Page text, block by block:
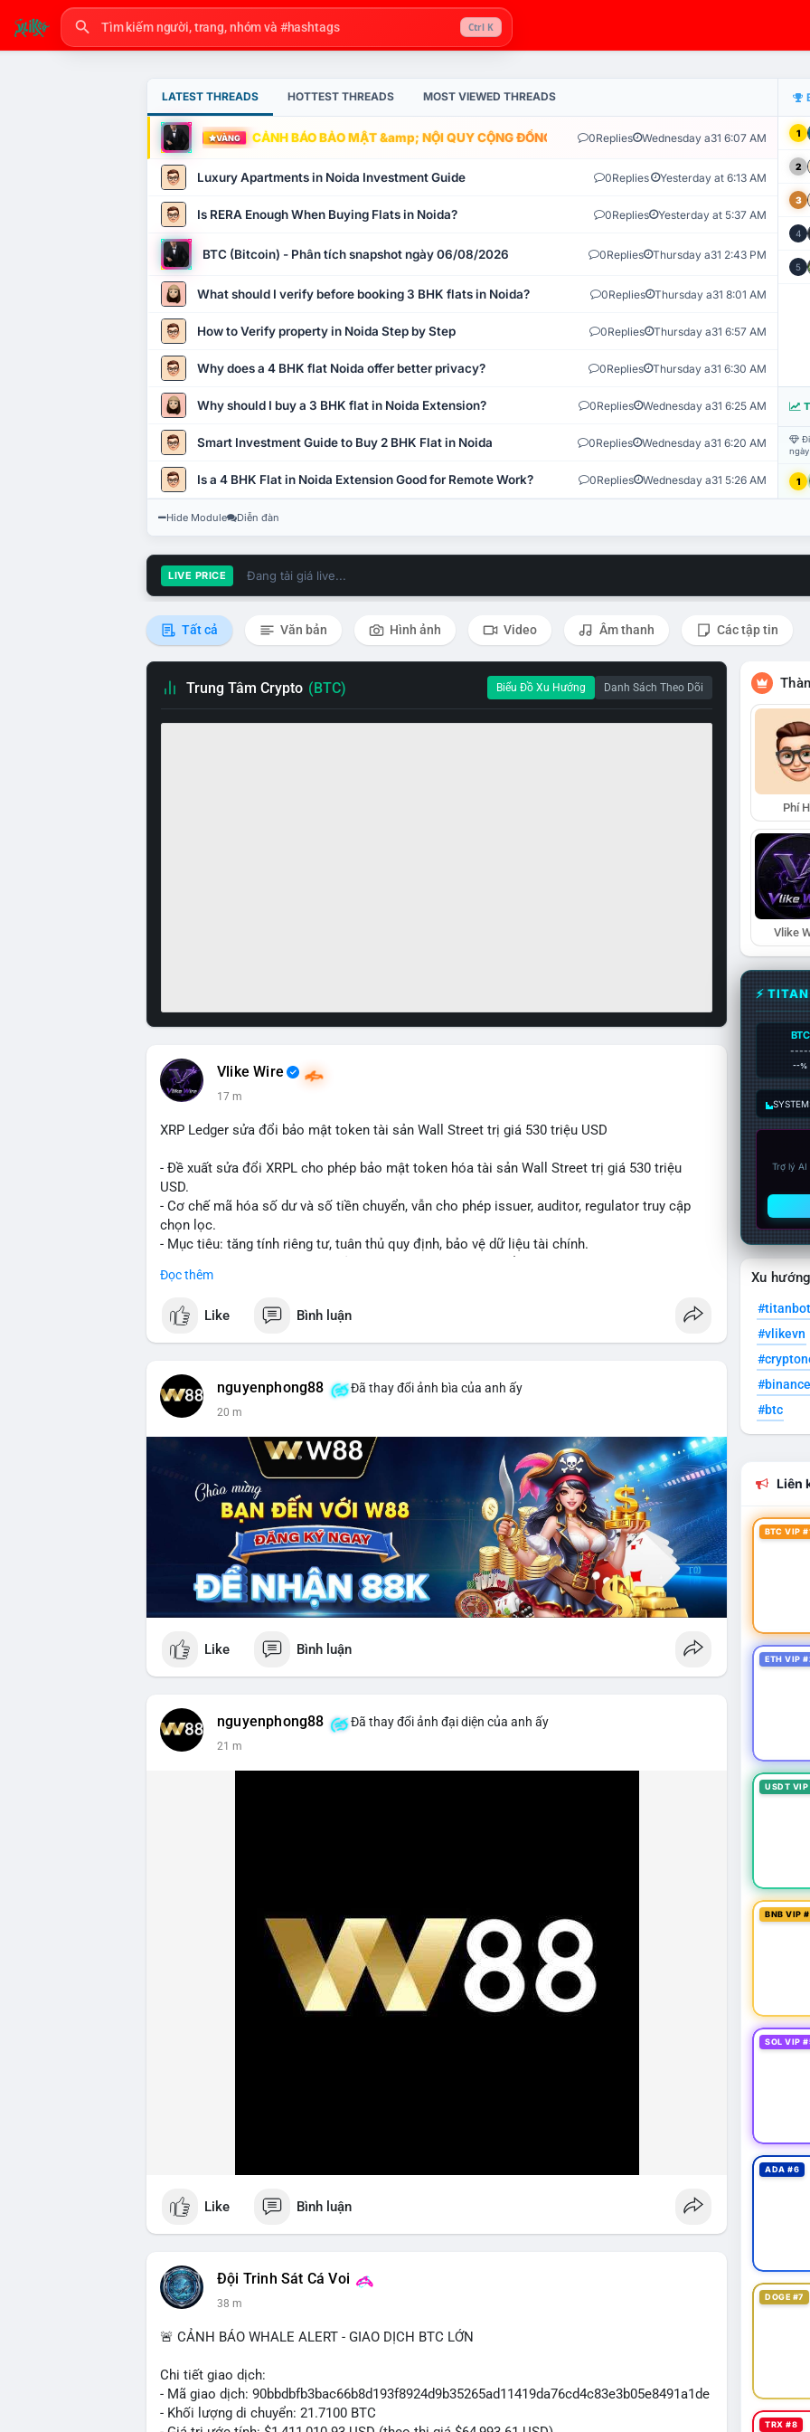
Ctrl K
LATEST THREADS HOTTEST THREADS MOST VIEWED THREADS
VÀNG CẢNH BÁO BẢO MẬT &amp; NỘI QUY CỘNG ĐỒNG VLIKE.VN: HỆ THỐNG GIÁM SÁT TỰ
0Replies Wednesday a31 6:07 AM
Luxury Apartments in Noida Investment Guide 0Replies Yesterday at 6:13 AM
Is RERA Enough When Buying Flats in Noida? 0Replies Yesterday at 5:37 AM
BTC (Bitcoin) - Phân tích snapshot ngày 06/08/2026 0Replies Thursday a31 2:43 PM
What should I verify before booking 3 BHK flats in Noida? 0Replies Thursday a31 8:01 AM
How to Verify property in Noida Step by Step 0Replies Thursday a31 6:57 AM
Why does a 4 BHK flat Noida offer better privacy? 0Replies Thursday a31 6:30 AM
Why should I buy a 3 BHK flat in Noida Extension? 0Replies Wednesday a31 6:25 AM
Smart Investment Guide to Buy 2 BHK Flat in Noida 0Replies Wednesday a31 6:20 AM
Is a 4 BHK Flat in Noida Extension Good for Remote Work? 0Replies Wednesday a31 5:26 AM
1
2
3
4
5
1
Hide Module Diễn đàn
LIVE PRICE Đang tải giá live...
Tất cả Văn bản Hình ảnh Video Âm thanh Các tập tin
Trung Tâm Crypto (BTC) Biểu Đồ Xu Hướng Danh Sách Theo Dõi
Vlike Wire
17 m
XRP Ledger sửa đổi bảo mật token tài sản Wall Street trị giá 530 triệu USD
- Đề xuất sửa đổi XRPL cho phép bảo mật token hóa tài sản Wall Street trị giá 530 triệu
USD.
- Cơ chế mã hóa số dư và số tiền chuyển, vẫn cho phép issuer, auditor, regulator truy cập
chọn lọc.
- Mục tiêu: tăng tính riêng tư, tuân thủ quy định, bảo vệ dữ liệu tài chính.
$xrp
#vlikevn
📰 Nguồn: CoinDesk
Đọc thêm
Like Bình luận
nguyenphong88 Đã thay đổi ảnh bìa của anh ấy
20 m
Like Bình luận
nguyenphong88 Đã thay đổi ảnh đại diện của anh ấy
21 m
Like Bình luận
Đội Trinh Sát Cá Voi
38 m
🚨 CẢNH BÁO WHALE ALERT - GIAO DỊCH BTC LỚN
Chi tiết giao dịch:
- Mã giao dịch: 90bbdbfb3bac66b8d193f8924d9b35265ad11419da76cd4c83e3b05e8491a1de
- Khối lượng di chuyển: 21.7100 BTC
Phí
Vlike
⚡
BTC
--%
Trợ lý
Xu
#titanbot
#vlikevn
#btc
Liên
BTC VIP
ETH VIP
USDT
BNB VIP
SOL VIP
ADA #6
DOGE #7
TRX #8